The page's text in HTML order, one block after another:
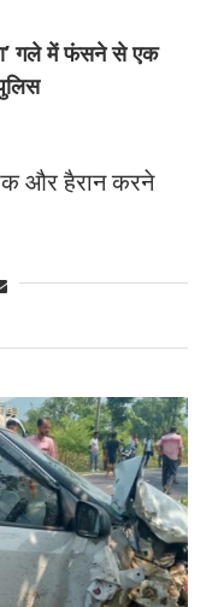
गले में फंसने से एक
और हैरान करने